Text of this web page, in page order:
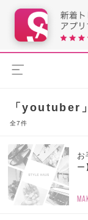
「youtuber
全7件
お
ー